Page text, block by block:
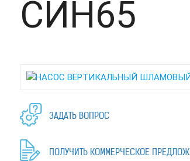
СИН65
ЗАДАТЬ ВОПРОС
ПОЛУЧИТЬ КОММЕРЧЕСКОЕ